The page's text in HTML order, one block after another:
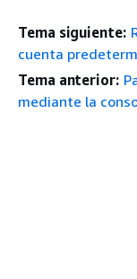
Tema siguiente:
cuenta
Tema anterior:
mediante la